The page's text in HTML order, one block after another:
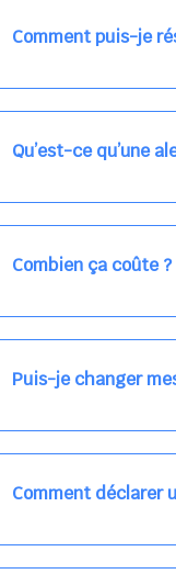
Comment puis-je
Nos places libres au
qui vous intéresse,
Qu’est-ce qu’une
Vous avez besoin
les places disponibles
Combien ça coûte ?
Votre accueil est
habituel. N'hésitez
Puis-je changer
Dans votre profil
email, par SMS, par
Comment déclarer
Signalez une absence
ou